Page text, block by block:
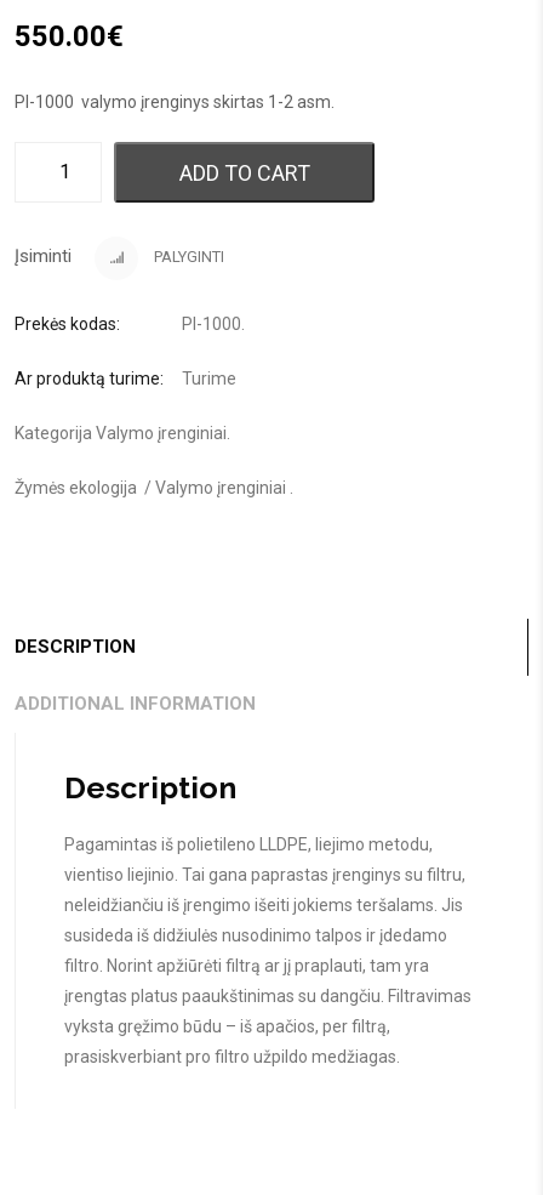
550.00€
PI-1000 valymo įrenginys skirtas 1-2 asm.
ADD TO CART
Įsiminti PALYGINTI
Prekės kodas: PI-1000.
Ar produktą turime: Turime
Kategorija Valymo įrenginiai.
Žymės ekologija /Valymo įrenginiai .
DESCRIPTION
ADDITIONAL INFORMATION
Description
Pagamintas iš polietileno LLDPE, liejimo metodu,
vientiso liejinio. Tai gana paprastas įrenginys su filtru,
neleidžiančiu iš įrengimo išeiti jokiems teršalams. Jis
susideda iš didžiulės nusodinimo talpos ir įdedamo
filtro. Norint apžiūrėti filtrą ar jį praplauti, tam yra
įrengtas platus paaukštinimas su dangčiu. Filtravimas
vyksta gręžimo būdu – iš apačios, per filtrą,
prasiskverbiant pro filtro užpildo medžiagas.